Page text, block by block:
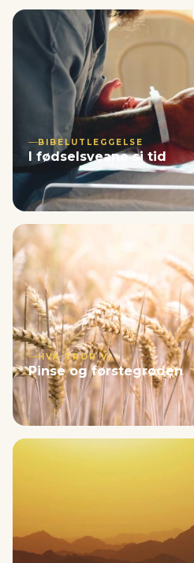
BIBELUTLEGGELSE
I fødselsveane si tid
HVA TROR VI
Pinse og førstegrøden